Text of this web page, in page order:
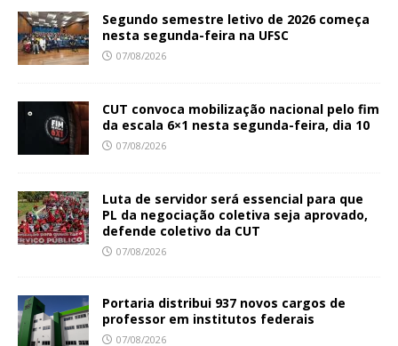
Segundo semestre letivo de 2026 começa
nesta segunda-feira na UFSC
07/08/2026
CUT convoca mobilização nacional pelo fim
da escala 6×1 nesta segunda-feira, dia 10
07/08/2026
Luta de servidor será essencial para que
PL da negociação coletiva seja aprovado,
defende coletivo da CUT
07/08/2026
Portaria distribui 937 novos cargos de
professor em institutos federais
07/08/2026